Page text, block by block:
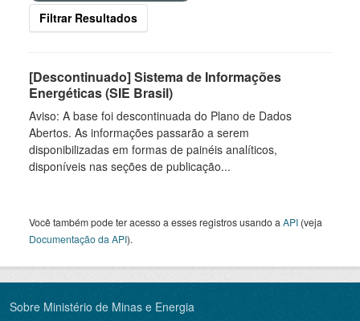
Filtrar Resultados
[Descontinuado] Sistema de Informações
Energéticas (SIE Brasil)
Aviso: A base foi descontinuada do Plano de Dados
Abertos. As informações passarão a serem
disponibilizadas em formas de painéis analíticos,
disponíveis nas seções de publicação...
Você também pode ter acesso a esses registros usando a API (veja
Documentação da API).
Sobre Ministério de Minas e Energia